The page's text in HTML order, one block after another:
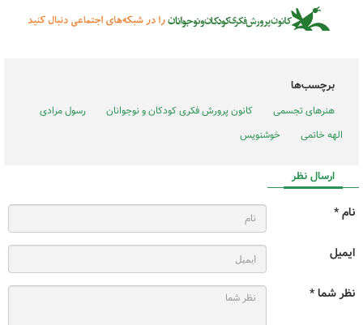
برچسب‌ها
هنرهای تجسمی کانون پرورش فکری کودکان و نوجوانان
رسول مرادی
الهه خاتمی
خوشنویس
ارسال نظر
نام *
ایمیل
نظر شما *